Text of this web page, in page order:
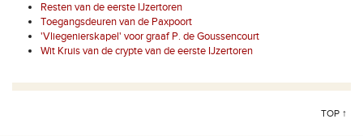
Resten van de eerste IJzertoren
Toegangsdeuren van de Paxpoort
'Vliegenierskapel' voor graaf P. de Goussencourt
Wit Kruis van de crypte van de eerste IJzertoren
TOP ↑